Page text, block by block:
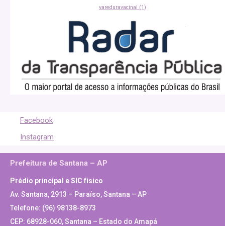
vareduravacinal (1)
Facebook
Instagram
Prefeitura de Santana – AP
Prédio principal e SIC físico
Av. Santana, 2913 – Paraíso, Santana – AP
Telefone: (96) 98138-8973
CEP: 68928-060, Santana – Estado do Amapá